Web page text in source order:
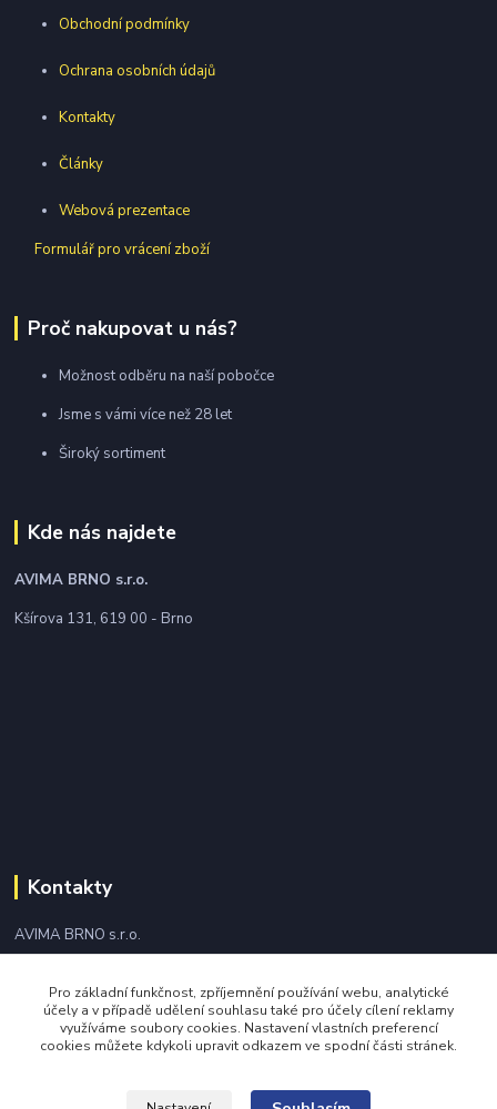
Obchodní podmínky
Ochrana osobních údajů
Kontakty
Články
Webová prezentace
Formulář pro vrácení zboží
Proč nakupovat u nás?
Možnost odběru na naší pobočce
Jsme s vámi více než 28 let
Široký sortiment
Kde nás najdete
AVIMA BRNO s.r.o.
Kšírova 131, 619 00 - Brno
Kontakty
AVIMA BRNO s.r.o.
+420 543 249 338
avima@avima.cz
Pro základní funkčnost, zpříjemnění používání webu, analytické
účely a v případě udělení souhlasu také pro účely cílení reklamy
využíváme soubory cookies. Nastavení vlastních preferencí
cookies můžete kdykoli upravit odkazem ve spodní části stránek.